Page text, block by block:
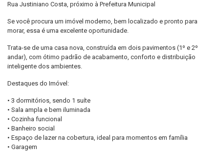
Rua Justiniano Costa, próximo à Prefeitura Municipal
Se você procura um imóvel moderno, bem localizado e pronto para
morar, essa é uma excelente oportunidade.
Trata-se de uma casa nova, construída em dois pavimentos (1º e 2º
andar), com ótimo padrão de acabamento, conforto e distribuição
inteligente dos ambientes.
Destaques do Imóvel:
• 3 dormitórios, sendo 1 suíte
• Sala ampla e bem iluminada
• Cozinha funcional
• Banheiro social
• Espaço de lazer na cobertura, ideal para momentos em família
• Garagem